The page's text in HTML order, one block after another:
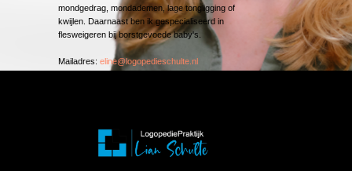
mondgedrag, mondademen, lage tongligging of
kwijlen. Daarnaast ben ik gespecialiseerd in
flesweigeren bij borstgevoede baby's.
Mailadres: eline@logopedieschulte.nl